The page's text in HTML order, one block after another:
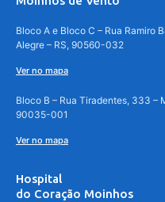
Bloco A e Bloco C – Rua Ramiro
Alegre – RS, 90560-032
Ver no mapa
Bloco B – Rua Tiradentes, 333 –
90035-001
Ver no mapa
Hospital
do Coração Moinhos